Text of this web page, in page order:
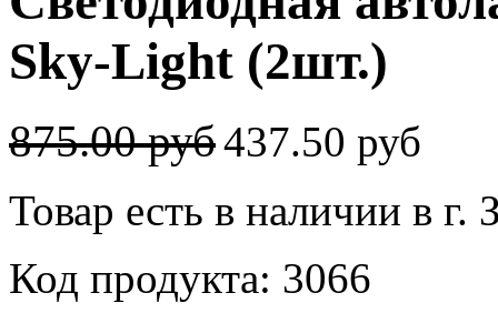
Sky-Light (2шт.)
875.00 руб437.50 руб
Товар есть в наличии в г.
Код продукта: 3066